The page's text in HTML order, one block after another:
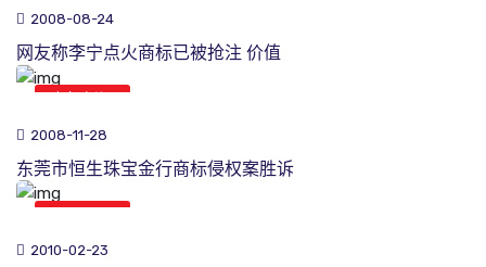
2008-08-24
网友称李宁点火商标已被抢注 价值
2008-11-28
东莞市恒生珠宝金行商标侵权案胜诉
2010-02-23